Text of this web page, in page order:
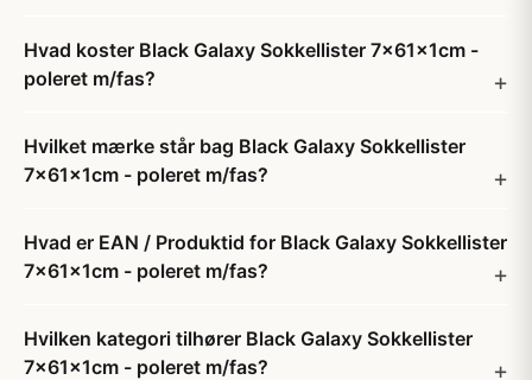
Hvad koster Black Galaxy Sokkellister 7x61x1cm -
poleret m/fas?
Hvilket mærke står bag Black Galaxy Sokkellister
7x61x1cm - poleret m/fas?
Hvad er EAN / Produktid for Black Galaxy Sokkellister
7x61x1cm - poleret m/fas?
Hvilken kategori tilhører Black Galaxy Sokkellister
7x61x1cm - poleret m/fas?